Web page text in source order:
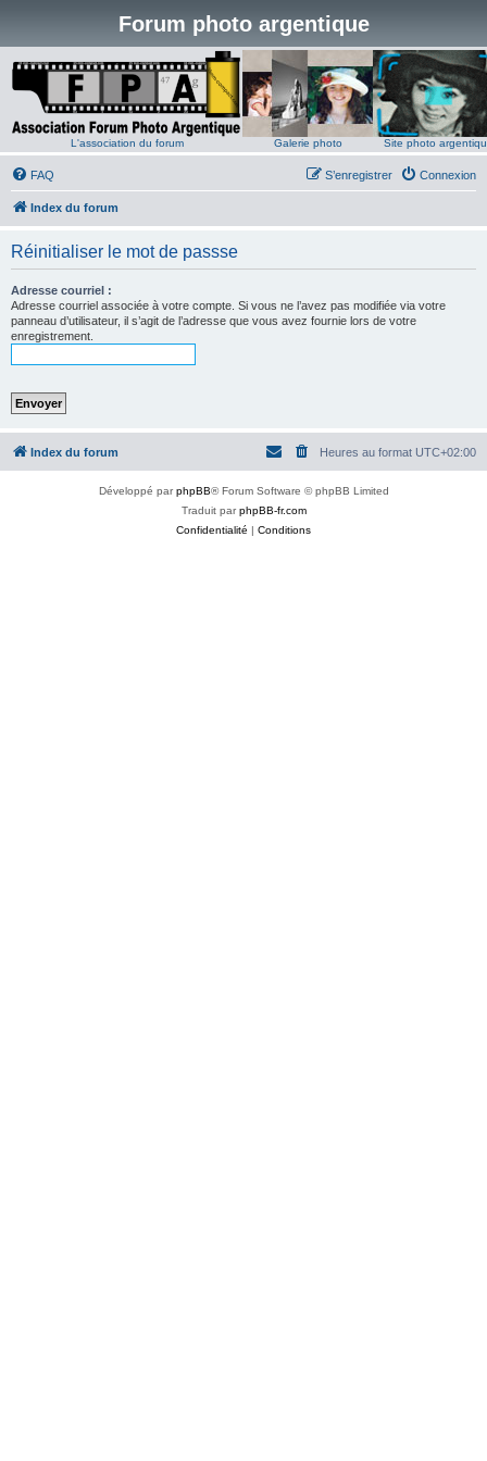
Forum photo argentique
L'association du forum Galerie photo Site photo
FAQ Connexion
S’enregistrer
Index du forum
Réinitialiser le mot de passse
Adresse courriel :
Adresse courriel associée à votre compte. Si vous ne l’avez pas modifiée via votre
panneau d’utilisateur, il s’agit de l’adresse que vous avez fournie lors de votre
enregistrement.
Index du forum Heures au format UTC+02:00
Développé parphpBB® Forum Software © phpBB Limited
Traduit parphpBB-fr.com
Confidentialité | Conditions